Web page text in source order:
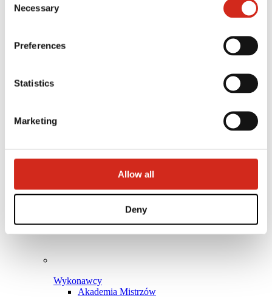
121387608.
Selection
Necessary
Preferences
Statistics
Marketing
Allow all
Deny
Dystrybutorzy
Wykonawcy
Akademia Mistrzów